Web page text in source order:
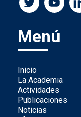
Menú
Inicio
La Academia
Actividades
Publicaciones
Noticias